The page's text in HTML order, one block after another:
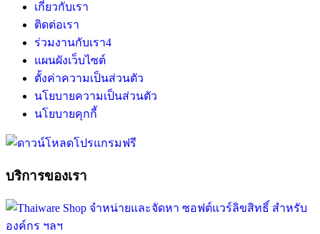
เกี่ยวกับเรา
ติดต่อเรา
ร่วมงานกับเรา4
แผนผังเว็บไซต์
ตั้งค่าความเป็นส่วนตัว
นโยบายความเป็นส่วนตัว
นโยบายคุกกี้
บริการของเรา